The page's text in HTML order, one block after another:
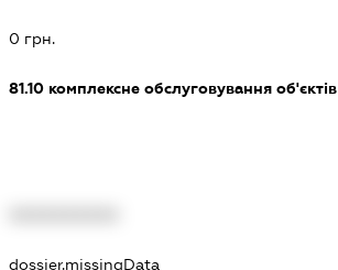
0 грн.
81.10 комплексне обслуговування об'єктів
dossier.missingData